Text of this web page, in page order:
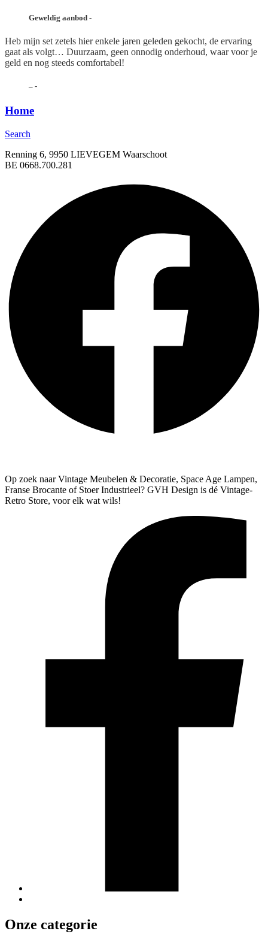
Geweldig aanbod -
Heb mijn set zetels hier enkele jaren geleden gekocht, de ervaring
gaat als volgt… Duurzaam, geen onnodig onderhoud, waar voor je
geld en nog steeds comfortabel!
– -
Home
Search
Renning 6, 9950 LIEVEGEM Waarschoot
BE 0668.700.281
Op zoek naar Vintage Meubelen & Decoratie, Space Age Lampen,
Franse Brocante of Stoer Industrieel? GVH Design is dé Vintage-
Retro Store, voor elk wat wils!
Onze categorie